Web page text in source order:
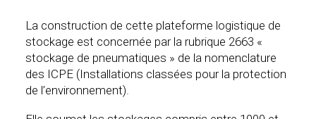
La construction de cette plateforme logistique de
stockage est concernée par la rubrique 2663 «
stockage de pneumatiques » de la nomenclature
des ICPE (Installations classées pour la protection
de l’environnement).